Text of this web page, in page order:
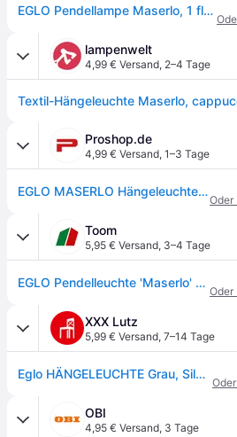
EGLO Pendellampe Maserlo, 1 flammige Textil Pendelleuchte, Hängeleuchte aus Stahl und Stoff, Farbe: Nickel matt, grau, silber, Fassung: E27, Ø: 38 cm
lampenwelt
4,99 € Versand, 2–4 Tage
Textil-Hängeleuchte Maserlo,
Proshop.de
4,99 € Versand, 1–3 Tage
EGLO MASERLO Hängeleuchte, cappuccino, gold
Oder
Toom
5,95 € Versand, 3–4 Tage
EGLO Pendelleuchte 'Maserlo' hellbraun Ø 38 cm 60 W
Oder
XXX Lutz
5,99 € Versand, 7–14 Tage
Eglo HÄNGELEUCHTE Grau, Silber
OBI
4,95 € Versand, 3 Tage